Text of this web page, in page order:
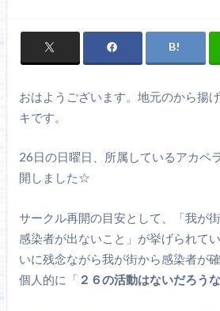
おはようございます。地元のから揚
キです。
26日の日曜日、所属しているアカペ
開しました☆
サークル再開の目安として、「我が
感染者が出ないこと」が挙げられて
いに残念ながら我が街から感染者が
個人的に「 ２６の活動はないだろうな